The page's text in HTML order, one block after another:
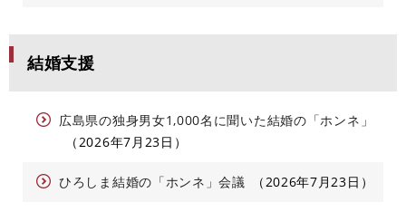
結婚支援
広島県の独身男女1,000名に聞いた結婚の「ホンネ」
2026年7月23日
ひろしま結婚の「ホンネ」会議 2026年7月23日